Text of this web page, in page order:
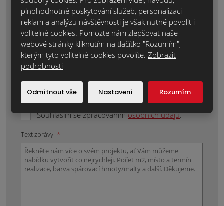
Váš e-mail: *
Místo realizace: *
Položky označené hvězdičkou (*) jsou povinné.
Souhlasím se zpracovánímosobních údajů.
Text zprávy *
plnohodnotné poskytování služeb, personalizaci
reklam a analýzu návštěvnosti je však nutné povolit i
volitelné cookies. Pomozte nám zlepšovat naše
webové stránky kliknutím na tlačítko "Rozumím",
kterým tyto volitelné cookies povolíte.Zobrazit
podrobnosti
Odmítnout vše Nastavení Rozumím